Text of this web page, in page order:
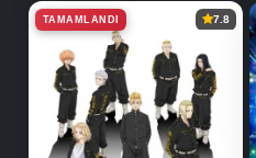
TAMAMLANDI 7.8